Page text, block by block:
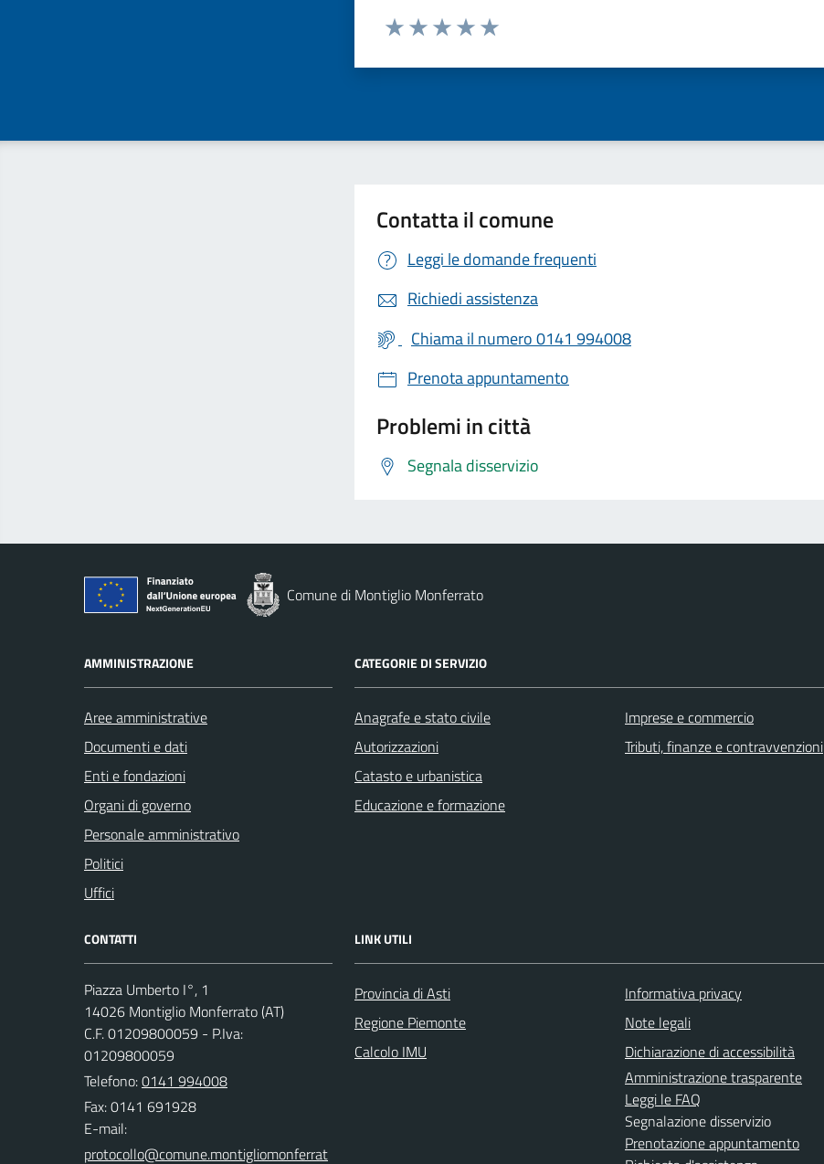
Valuta da 1 a 5 stelle la pagina
Contatta il comune
Leggi le domande frequenti
Richiedi assistenza
Chiama il numero 0141 994008
Prenota appuntamento
Problemi in città
Segnala disservizio
Comune di Montiglio Monferrato
AMMINISTRAZIONE
Aree amministrative
Documenti e dati
Enti e fondazioni
Organi di governo
Personale amministrativo
Politici
Uffici
CATEGORIE DI SERVIZIO
Anagrafe e stato civile
Autorizzazioni
Catasto e urbanistica
Educazione e formazione
Imprese e commercio
Tributi, finanze e contravvenzioni
CONTATTI
Piazza Umberto I°, 1
14026 Montiglio Monferrato (AT)
C.F. 01209800059 - P.Iva:
01209800059
Telefono:0141 994008
Fax: 0141 691928
E-mail:
LINK UTILI
Provincia di Asti
Regione Piemonte
Calcolo IMU
Informativa privacy
Note legali
Dichiarazione di accessibilità
Amministrazione trasparente
Leggi le FAQ
Segnalazione disservizio
Prenotazione appuntamento